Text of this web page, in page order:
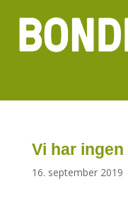
Vi har
16. september 2019